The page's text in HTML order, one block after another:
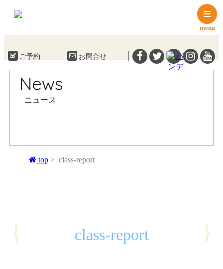
menu
ご予約 お問合せ
News
ニュース
top class-report
{ class-report }